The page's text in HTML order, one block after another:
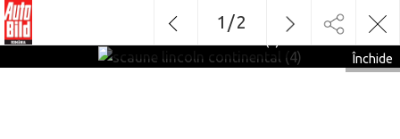
Închide
1 /2